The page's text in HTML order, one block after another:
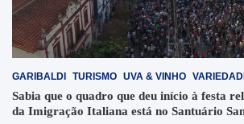
GARIBALDI TURISMO UVA & VINHO
Sabia que o quadro que deu início à festa
da Imigração Italiana está no Santuário